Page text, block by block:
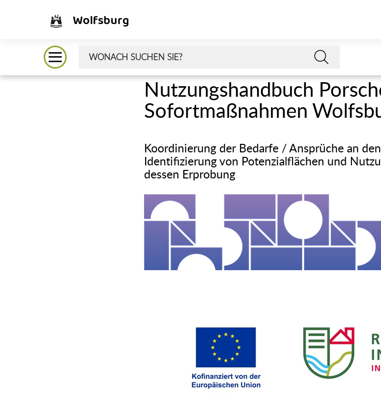
Wolfsburg
Nutzungshandbuch
Sofortmaßnahmen
Koordinierung der Bedarfe / Ansprüche an
Identifizierung von Potenzialflächen und
dessen Erprobung